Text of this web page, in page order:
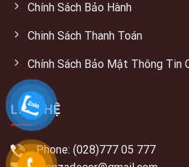
Chính Sách Bảo Hành
Chinh Sách Thanh Toán
Chính Sách Bảo Mật Thông Tin
LIÊN HỆ
Phone: (028)777 05 777